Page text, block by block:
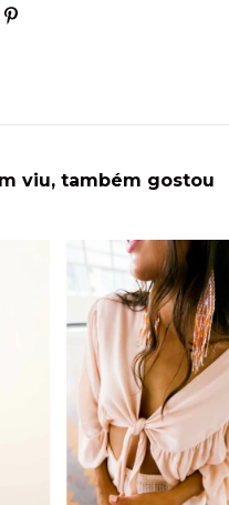
viu, também gostou